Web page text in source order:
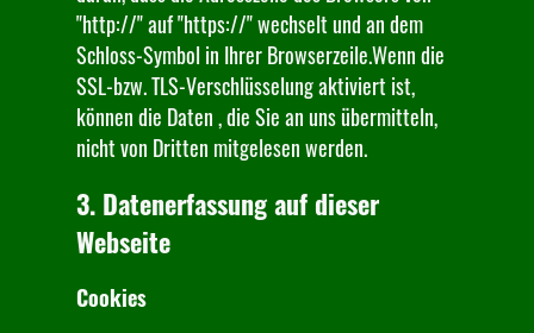
"http://" auf "https://" wechselt und an dem
Schloss-Symbol in Ihrer Browserzeile.Wenn die
SSL-bzw. TLS-Verschlüsselung aktiviert ist,
können die Daten , die Sie an uns übermitteln,
nicht von Dritten mitgelesen werden.
3. Datenerfassung auf dieser
Webseite
Cookies